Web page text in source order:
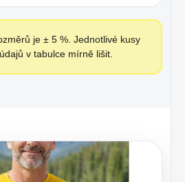
je ± 5 %. Jednotlivé kusy
v tabulce mírně lišit.